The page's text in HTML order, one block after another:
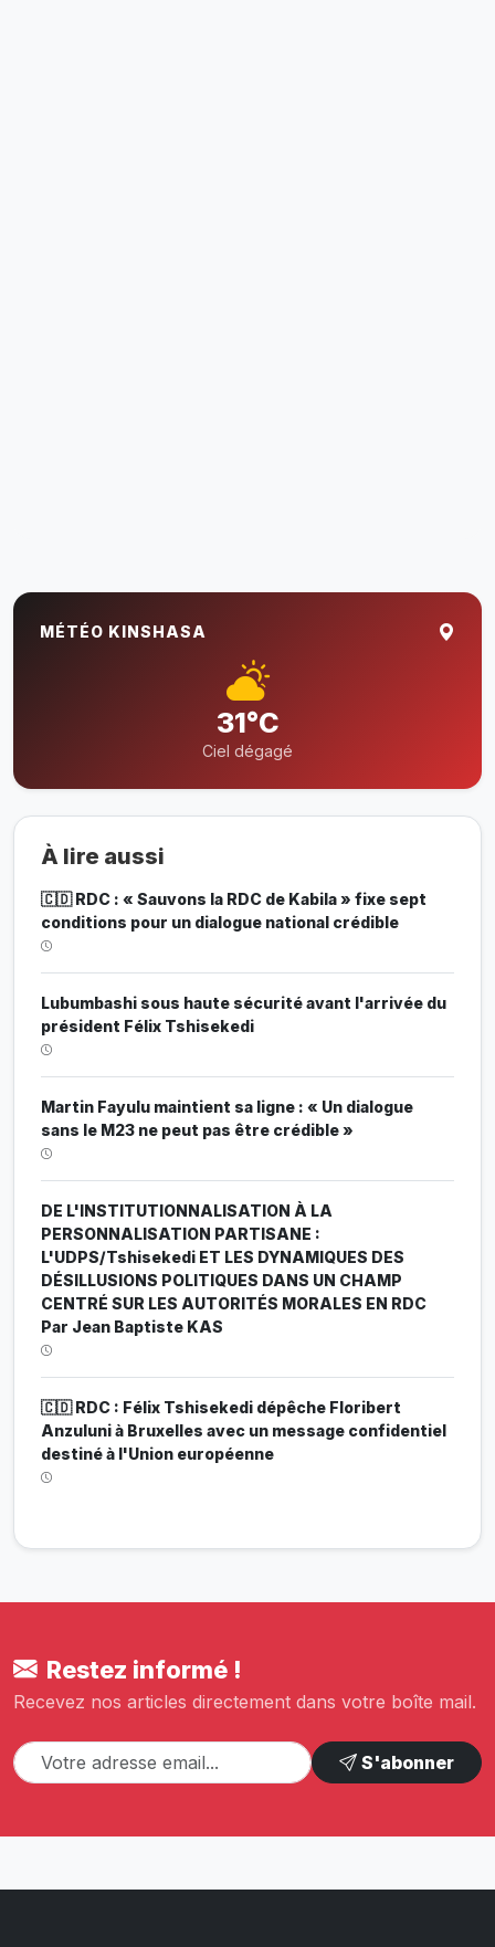
MÉTÉO KINSHASA
31°C
Ciel dégagé
À lire aussi
🇨🇩 RDC : « Sauvons la RDC de Kabila » fixe sept
conditions pour un dialogue national crédible
Lubumbashi sous haute sécurité avant l'arrivée du
président Félix Tshisekedi
Martin Fayulu maintient sa ligne : « Un dialogue
sans le M23 ne peut pas être crédible »
DE L'INSTITUTIONNALISATION À LA
PERSONNALISATION PARTISANE :
L'UDPS/Tshisekedi ET LES DYNAMIQUES DES
DÉSILLUSIONS POLITIQUES DANS UN CHAMP
CENTRÉ SUR LES AUTORITÉS MORALES EN RDC
Par Jean Baptiste KAS
🇨🇩 RDC : Félix Tshisekedi dépêche Floribert
Anzuluni à Bruxelles avec un message confidentiel
destiné à l'Union européenne
Restez informé !
Recevez nos articles directement dans votre boîte mail.
S'abonner